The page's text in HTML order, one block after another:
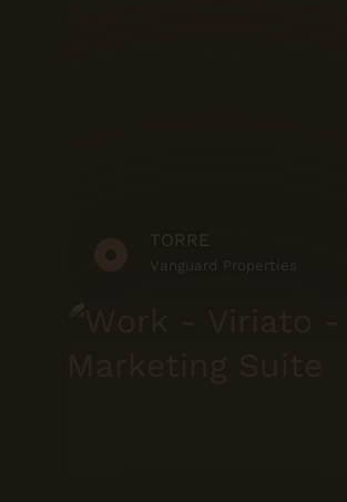
TORRE
Vanguard Properties